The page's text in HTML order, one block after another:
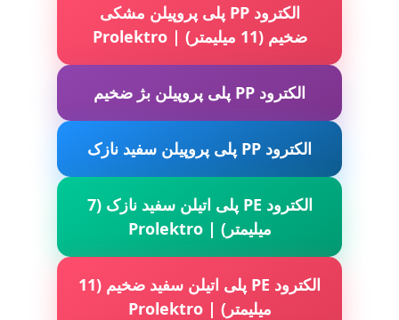
الکترود PP پلی پروپیلن مشکی
ضخیم (11 میلیمتر) | Prolektro
الکترود PP پلی پروپیلن بژ ضخیم
الکترود PP پلی پروپیلن سفید نازک
الکترود PE پلی اتیلن سفید نازک (7
میلیمتر) | Prolektro
الکترود PE پلی اتیلن سفید ضخیم (11
میلیمتر) | Prolektro